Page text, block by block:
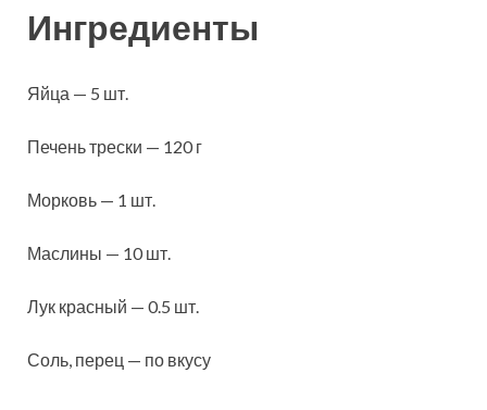
Ингредиенты
Яйца — 5 шт.
Печень трески — 120 г
Морковь — 1 шт.
Маслины — 10 шт.
Лук красный — 0.5 шт.
Соль, перец — по вкусу